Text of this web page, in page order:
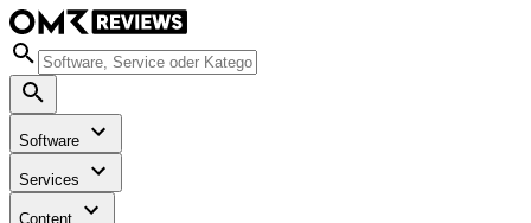
Software
Services
Content